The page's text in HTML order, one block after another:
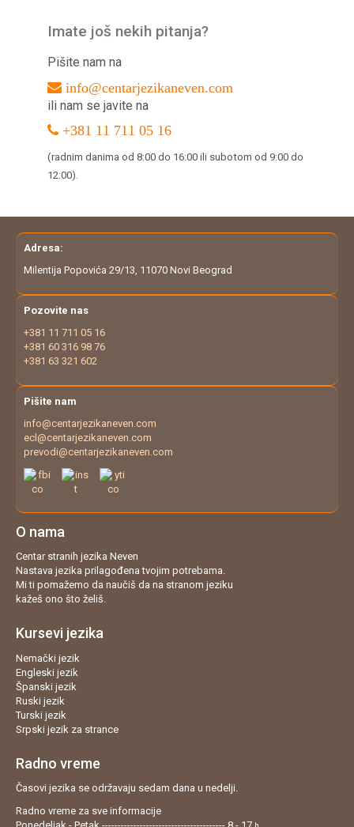
Imate još nekih pitanja?
Pišite nam na
info@centarjezikaneven.com
ili nam se javite na
+381 11 711 05 16
(radnim danima od 8:00 do 16:00 ili subotom od 9:00 do
12:00).
Adresa:
Milentija Popovića 29/13, 11070 Novi Beograd
Pozovite nas
+381 11 711 05 16
+381 60 316 98 76
+381 63 321 602
Pišite nam
info@centarjezikaneven.com
ecl@centarjezikaneven.com
prevodi@centarjezikaneven.com
O nama
Centar stranih jezika Neven
Nastava jezika prilagođena tvojim potrebama.
Mi ti pomažemo da naučiš da na stranom jeziku
kažeš ono što želiš.
Kursevi jezika
Nemački jezik
Engleski jezik
Španski jezik
Ruski jezik
Turski jezik
Srpski jezik za strance
Radno vreme
Časovi jezika se održavaju sedam dana u nedelji.
Radno vreme za sve informacije